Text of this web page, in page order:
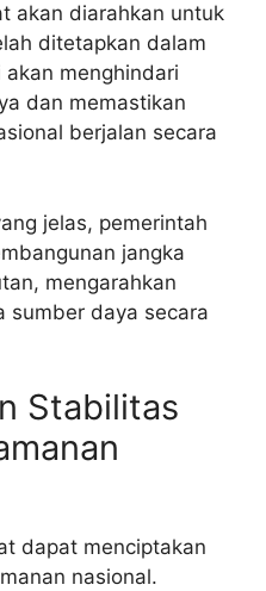
akan diarahkan untuk
ditetapkan dalam
menghindari
dan memastikan
berjalan secara
jelas, pemerintah
jangka
mengarahkan
sumber daya secara
Stabilitas
dapat menciptakan
nasional.